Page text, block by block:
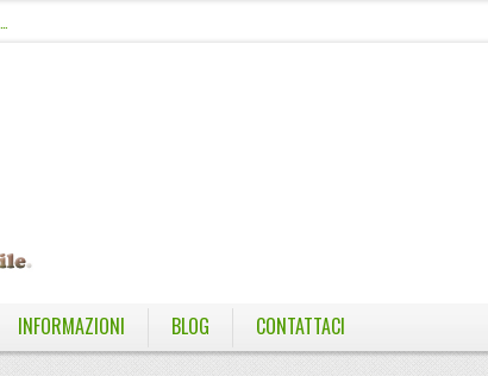
INFORMAZIONI BLOG CONTATTACI